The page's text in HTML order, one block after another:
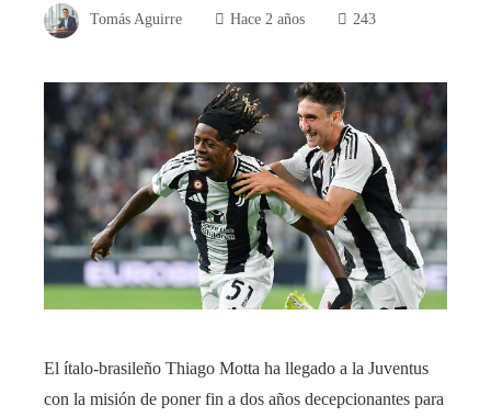
Tomás Aguirre Hace 2 años 243
El ítalo-brasileño Thiago Motta ha llegado a la Juventus
con la misión de poner fin a dos años decepcionantes para